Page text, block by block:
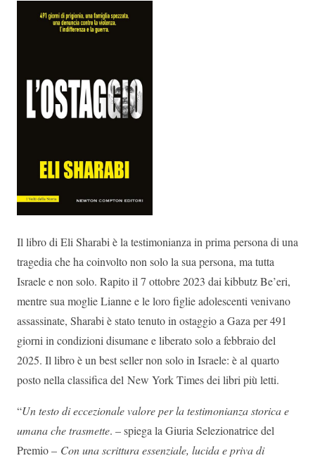
Il libro di Eli Sharabi è la testimonianza in prima persona di una
tragedia che ha coinvolto non solo la sua persona, ma tutta
Israele e non solo. Rapito il 7 ottobre 2023 dai kibbutz Be’eri,
mentre sua moglie Lianne e le loro figlie adolescenti venivano
assassinate, Sharabi è stato tenuto in ostaggio a Gaza per 491
giorni in condizioni disumane e liberato solo a febbraio del
2025. Il libro è un best seller non solo in Israele: è al quarto
posto nella classifica del New York Times dei libri più letti.
“Un testo di eccezionale valore per la testimonianza storica e
umana che trasmette. – spiega la Giuria Selezionatrice del
Premio – Con una scrittura essenziale, lucida e priva di